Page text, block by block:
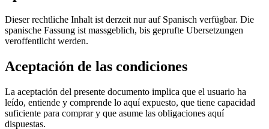
Dieser rechtliche Inhalt ist derzeit nur auf Spanisch verfügbar. Die
spanische Fassung ist massgeblich, bis geprufte Ubersetzungen
veroffentlicht werden.
Aceptación de las condiciones
La aceptación del presente documento implica que el usuario ha
leído, entiende y comprende lo aquí expuesto, que tiene capacidad
suficiente para comprar y que asume las obligaciones aquí
dispuestas.